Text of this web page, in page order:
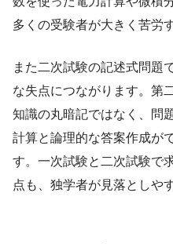
多くの受験者が大きく苦労
また二次試験の記述式問題
な失点につながります。第
知識の丸暗記ではなく、問
計算と論理的な答案作成が
す。一次試験と二次試験で
点も、独学者が見落としや